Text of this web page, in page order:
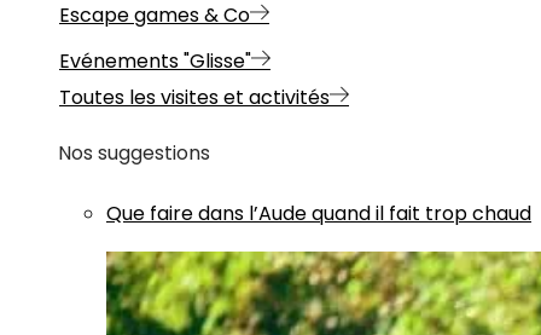
Escape games & Co
Evénements "Glisse"
Toutes les visites et activités
Nos suggestions
Que faire dans l’Aude quand il fait trop chaud